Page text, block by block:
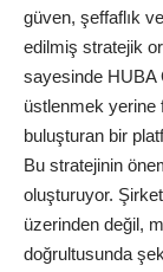
güven, şeffaflık
edilmiş stratejik
sayesinde HUBA
üstlenmek yerine
buluşturan bir
Bu stratejinin
oluşturuyor.
üzerinden değil,
doğrultusunda